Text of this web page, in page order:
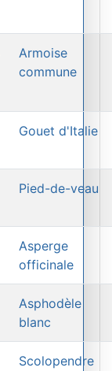
Armoise
commune
Gouet d'Italie
Pied-de-veau
Asperge
officinale
Asphodèle
blanc
Scolopendre